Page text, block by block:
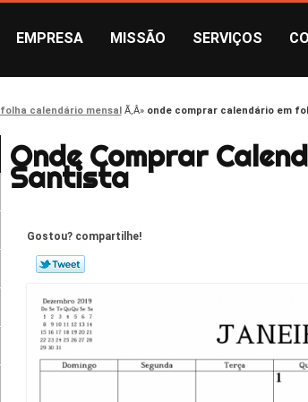
EMPRESA MISSÃO SERVIÇOS
folha calendário mensal onde comprar calendário em
Onde Comprar
Santista
Gostou? compartilhe!